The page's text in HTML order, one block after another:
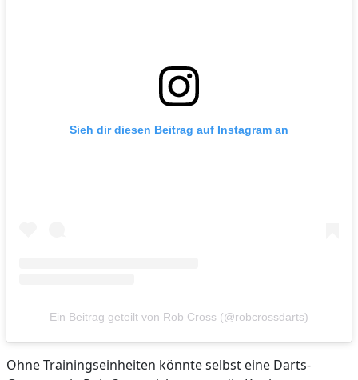
Sieh dir diesen Beitrag auf Instagram an
Ein Beitrag geteilt von Rob Cross (@robcrossdarts)
Ohne Trainingseinheiten könnte selbst eine Darts-